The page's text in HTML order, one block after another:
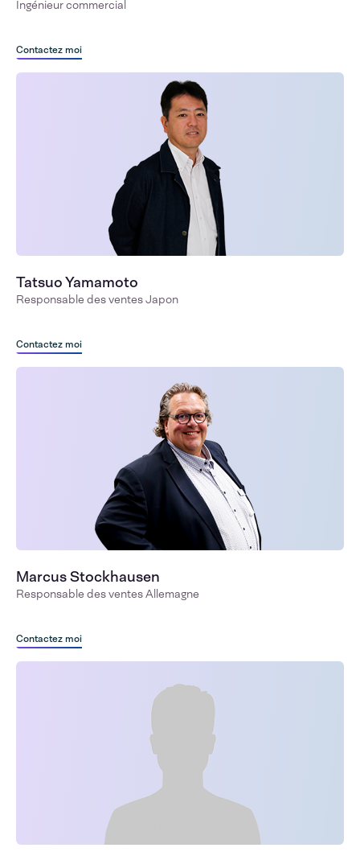
Ingénieur commercial
Contactez moi
Tatsuo Yamamoto
Responsable des ventes Japon
Contactez moi
Marcus Stockhausen
Responsable des ventes Allemagne
Contactez moi